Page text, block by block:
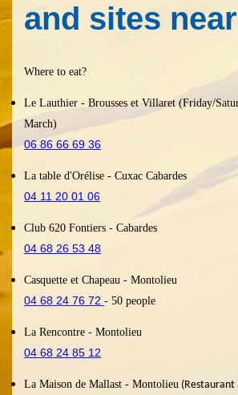
and sites
Where to eat?
Le Lauthier - Brousses et Villaret (Friday/
March)
06 86 66 69 36
La table d'Orélise - Cuxac Cabardes
04 11 20 01 06
Club 620 Fontiers - Cabardes
04 68 26 53 48
Casquette et Chapeau - Montolieu
04 68 24 76 72 - 50 people
La Rencontre - Montolieu
04 68 24 85 12
La Maison de Mallast - Montolieu (Restaurant